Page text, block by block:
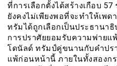
ที่การเลือกตั้งได้สร้างเกือบ
ยังคงไม่เพียงพอที่จะทำให้เพ
ทรัมได้ถูกเลือกเป็นประธานา
การปราศัยยอมรับความพ่าย
โดนัลด์ ทรัมป์คู่ขนานกับคำปร
แพ้ก่อนหน้านี้ ภายในทั้งสองก